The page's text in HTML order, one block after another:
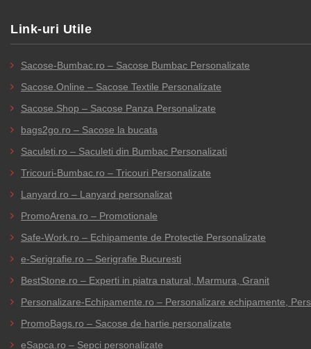
Link-uri Utile
Sacose-Bumbac.ro – Sacose Bumbac Personalizate
Sacose.Online – Sacose Textile Personalizate
Sacose.Shop – Sacose Panza Personalizate
bags2go.ro – Sacose la bucata
Saculeti.ro – Saculeti din Bumbac Personalizati
Tricouri-Bumbac.ro – Tricouri Personalizate
Lanyard.ro – Lanyard personalizat
PromoArena.ro – Promotionale
Safe-Work.ro – Echipamente de Protectie Personalizate
e-Serigrafie.ro – Serigrafie Bucuresti
BestStone.ro – Experti in piatra natural, Marmura, Granit
Personalizare-Echipamente.ro – Personalizare echipamente,
PromoBags.ro – Sacose de hartie personalizate
eSapca.ro – Sepci personalizate